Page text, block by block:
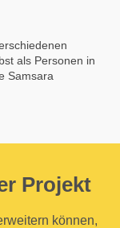
als Personen in
Samsara
Projekt
können,